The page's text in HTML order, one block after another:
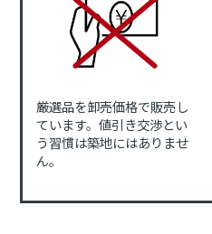
厳選品を卸売価格で販売し
ています。値引き交渉とい
う習慣は築地にはありませ
ん。